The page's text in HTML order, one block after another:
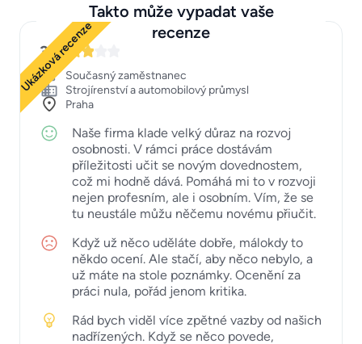
Takto může vypadat vaše
recenze
Ukázková recenze
3
Současný zaměstnanec
Strojírenství a automobilový průmysl
Praha
Naše firma klade velký důraz na rozvoj
osobnosti. V rámci práce dostávám
příležitosti učit se novým dovednostem,
což mi hodně dává. Pomáhá mi to v rozvoji
nejen profesním, ale i osobním. Vím, že se
tu neustále můžu něčemu novému přiučit.
Když už něco uděláte dobře, málokdy to
někdo ocení. Ale stačí, aby něco nebylo, a
už máte na stole poznámky. Ocenění za
práci nula, pořád jenom kritika.
Rád bych viděl více zpětné vazby od našich
nadřízených. Když se něco povede,